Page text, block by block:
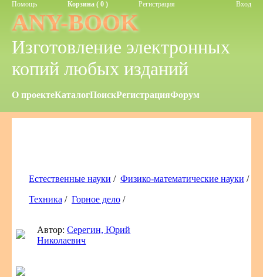
Помощь Корзина ( 0 ) Регистрация Вход
ANY-BOOK
Изготовление электронных
копий любых изданий
О проектеКаталогПоискРегистрацияФорум
Естественные науки / Физико-математические науки /
Техника / Горное дело /
Автор:Серегин, Юрий
Николаевич